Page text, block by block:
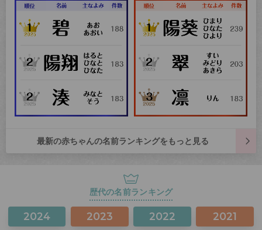
最新の赤ちゃんの名前ランキングをもっと見る
歴代の名前ランキング
2024 2023 2022 2021